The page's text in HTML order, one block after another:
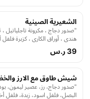
الشعيرية الصينية
"صدور دجاج ، مكرونة تاجلياتيل
هندي ، أوراق الكاري ، كزبرة
مسحوق الزنجبيل صلصة المحار
39 ر.س
شيش طاوق مع الارز
"صدور دجاج، رز، عصير ليمون،
البصل، فلفل اسود، زبدة،